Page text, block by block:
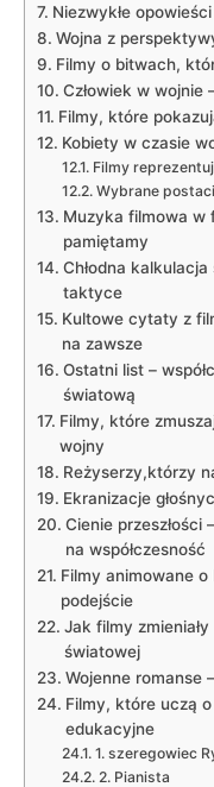
Niezwykłe
Wojna z
Filmy o bitwach,
Człowiek w wojnie
Filmy, które
Kobiety w czasie
Filmy
Wybrane
Muzyka filmowa w
pamiętamy
Chłodna
taktyce
Kultowe cytaty z
na zawsze
Ostatni list –
światową
Filmy, które
wojny
Reżyserzy,którzy
Ekranizacje
Cienie przeszłości
na współczesność
Filmy animowane
podejście
Jak filmy
światowej
Wojenne romanse
Filmy, które uczą
edukacyjne
1. szeregowiec
2. Pianista